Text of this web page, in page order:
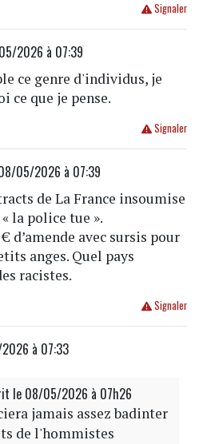
Signaler
2026 à 07:39
ce genre d'individus, je
ce que je pense.
Signaler
05/2026 à 07:39
de La France insoumise
la police tue ».
d’amende avec sursis pour
anges. Quel pays
racistes.
Signaler
à 07:33
le 08/05/2026 à 07h26
jamais assez badinter
de l'hommistes